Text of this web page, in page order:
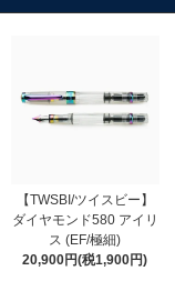
【TWSBI/ツイスビー】
ダイヤモンド580 アイリ
ス (EF/極細)
20,900円(税1,900円)